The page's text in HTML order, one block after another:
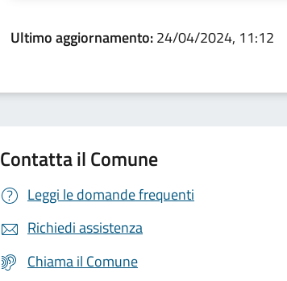
Ultimo aggiornamento:24/04/2024, 11:12
Contatta il Comune
Leggi le domande frequenti
Richiedi assistenza
Chiama il Comune